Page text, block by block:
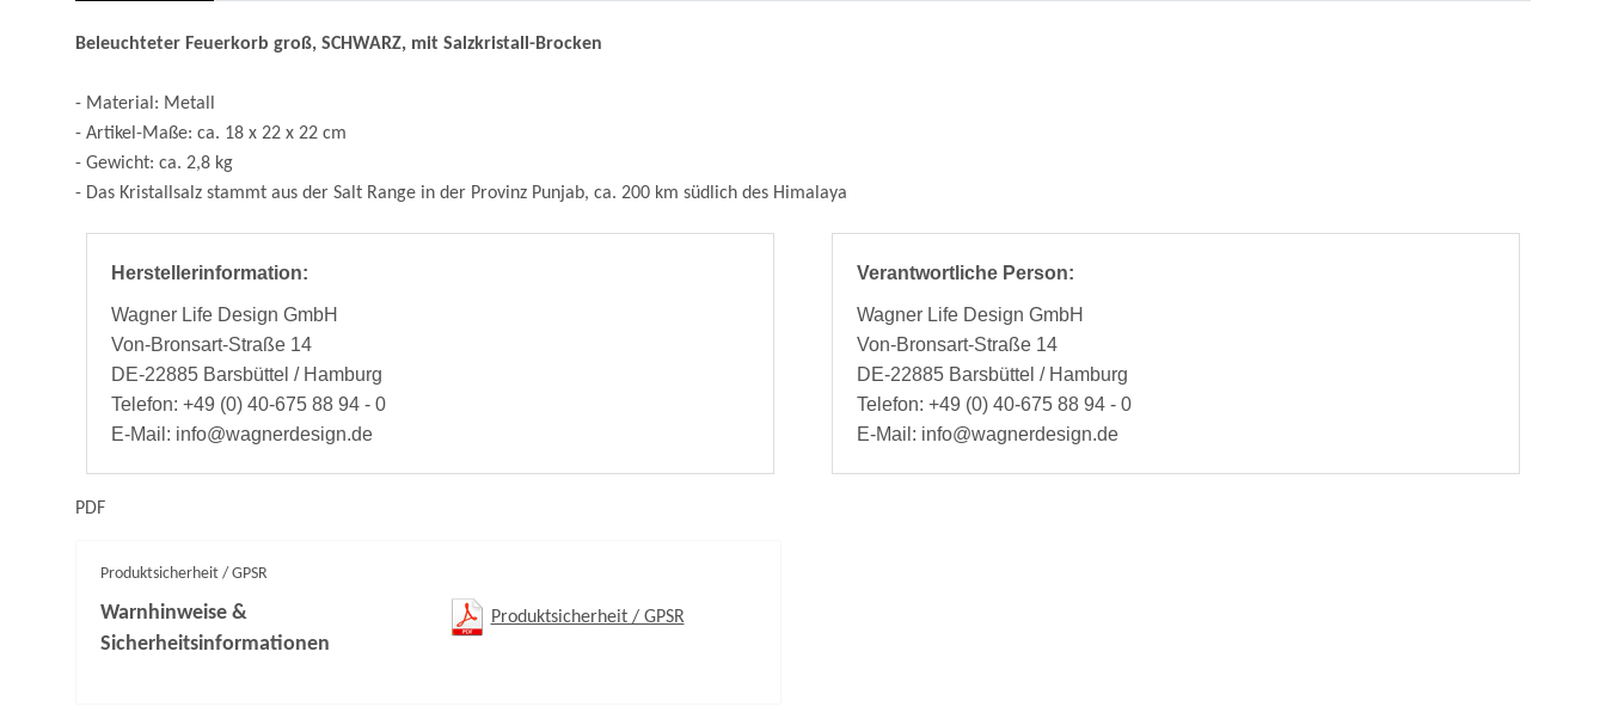
Beleuchteter Feuerkorb groß, SCHWARZ, mit Salzkristall-Brocken
- Material: Metall
- Artikel-Maße: ca. 18 x 22 x 22 cm
- Gewicht: ca. 2,8 kg
- Das Kristallsalz stammt aus der Salt Range in der Provinz Punjab, ca. 200 km südlich des Himalaya
Herstellerinformation:
Wagner Life Design GmbH
Von-Bronsart-Straße 14
DE-22885 Barsbüttel / Hamburg
Telefon: +49 (0) 40-675 88 94 - 0
E-Mail: info@wagnerdesign.de
Verantwortliche Person:
Wagner Life Design GmbH
Von-Bronsart-Straße 14
DE-22885 Barsbüttel / Hamburg
Telefon: +49 (0) 40-675 88 94 - 0
E-Mail: info@wagnerdesign.de
PDF
Produktsicherheit / GPSR
Warnhinweise &
Sicherheitsinformationen
Produktsicherheit / GPSR